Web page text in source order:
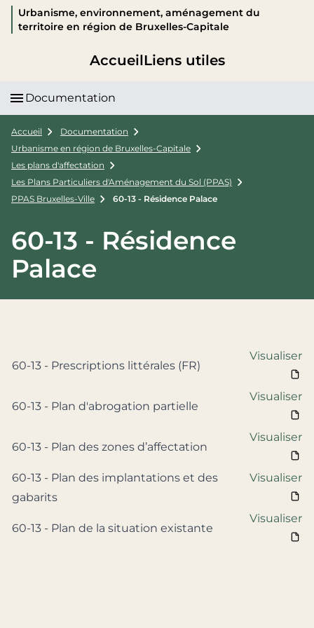
Urbanisme, environnement, aménagement du
territoire en région de Bruxelles-Capitale
AccueilLiens utiles
Documentation
Accueil
Documentation
Urbanisme en région de Bruxelles-Capitale
Les plans d'affectation
Les Plans Particuliers d'Aménagement du Sol (PPAS)
PPAS Bruxelles-Ville
60-13 - Résidence Palace
60-13 - Résidence
Palace
60-13 - Prescriptions littérales (FR)
Visualiser
60-13 - Plan d'abrogation partielle
Visualiser
60-13 - Plan des zones d’affectation
Visualiser
60-13 - Plan des implantations et des
gabarits
Visualiser
60-13 - Plan de la situation existante
Visualiser